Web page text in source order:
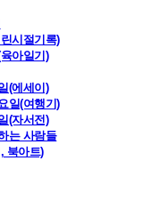
시절기록)
아일기)
(에세이)
일(여행기)
(자서전)
는 사람들
북아트)